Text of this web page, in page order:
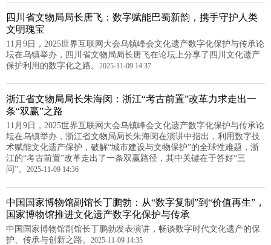
四川省文物局局长唐飞：数字赋能巴蜀新韵，携手守护人类
文明瑰宝
11月9日，2025世界互联网大会乌镇峰会文化遗产数字化保护与传承论
坛在乌镇举办，四川省文物局局长唐飞在论坛上分享了四川文化遗产
保护利用的数字化之路。 2025-11-09 14:37
浙江省文物局局长朱海闵：浙江“考古前置”改革力求走出一
条“双赢”之路
11月9日，2025世界互联网大会乌镇峰会文化遗产数字化保护与传承论
坛在乌镇举办，浙江省文物局局长朱海闵在演讲中指出，利用数字技
术赋能文化遗产保护，破解“城市建设与文物保护”的全球性难题，浙
江的“考古前置”改革走出了一条双赢路径，其中关键在于答好“三
问”。 2025-11-09 14:36
中国国家博物馆副馆长丁鹏勃：从“数字复制”到“价值再生”，
国家博物馆推进文化遗产数字化保护与传承
中国国家博物馆副馆长丁鹏勃发表演讲，畅谈数字时代文化遗产的保
护、传承与创新之路。 2025-11-09 14:35